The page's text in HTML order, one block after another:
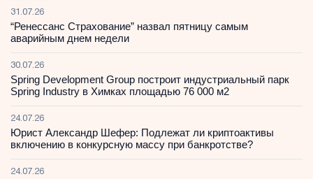
31.07.26
“Ренессанс Страхование” назвал пятницу самым
аварийным днем недели
30.07.26
Spring Development Group построит индустриальный парк
Spring Industry в Химках площадью 76 000 м2
24.07.26
Юрист Александр Шефер: Подлежат ли криптоактивы
включению в конкурсную массу при банкротстве?
24.07.26